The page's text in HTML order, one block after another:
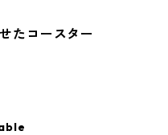
たコースター